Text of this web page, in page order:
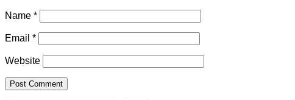
Name *
Email *
Website